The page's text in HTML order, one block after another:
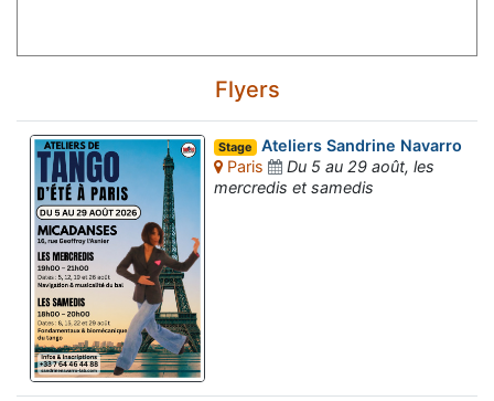
Flyers
Stage Ateliers Sandrine Navarro
Paris
Du 5 au 29 août, les
mercredis et samedis